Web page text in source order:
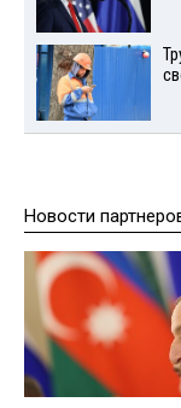
Новости